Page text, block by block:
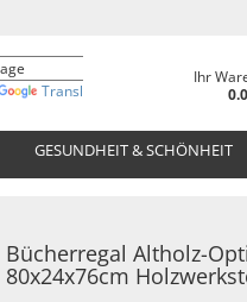
Translate
Ihr
GESUNDHEIT & SCHÖNHEIT
Bücherregal Altholz-
80x24x76cm